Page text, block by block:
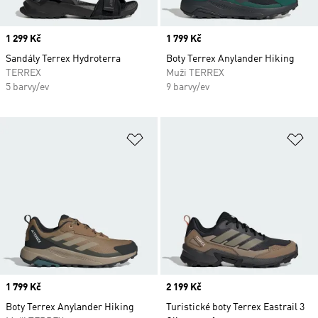
Price
1 299 Kč
Sandály Terrex Hydroterra
TERREX
5 barvy/ev
Price
1 799 Kč
Boty Terrex Anylander Hiking
Muži TERREX
9 barvy/ev
Price
1 799 Kč
Boty Terrex Anylander Hiking
Price
2 199 Kč
Turistické boty Terrex Eastrail 3